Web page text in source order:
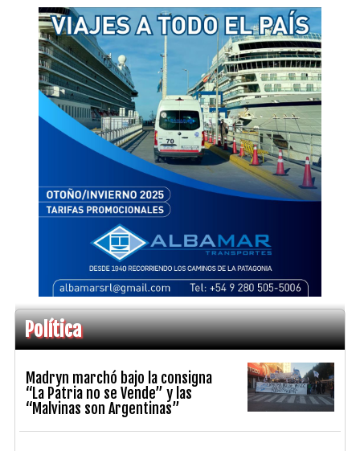
Política
Madryn marchó bajo la consigna
“La Patria no se Vende” y las
“Malvinas son Argentinas”